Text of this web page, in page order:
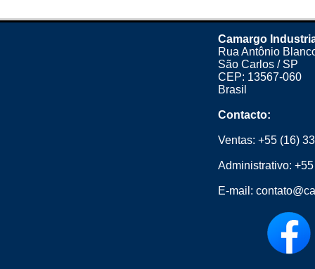
Camargo
Rua Antônio
São Carlos / SP
CEP: 13567-060
Brasil
Contacto:
Ventas: +55 (16)
Administrativo:
E-mail: